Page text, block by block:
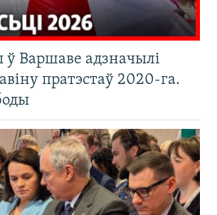
ў Варшаве адзначылі
пратэстаў 2020-га.